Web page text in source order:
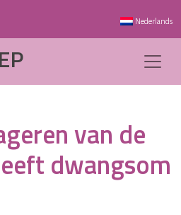
Nederlands
van de
dwangsom